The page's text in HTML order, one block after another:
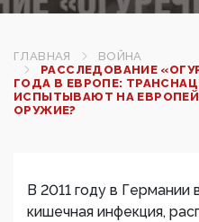
ГЛАВНАЯ
ВОЙНА
РАССЛЕДОВАНИЕ
ГОДА В ЕВРОПЕ:
ИСПЫТЫВАЮТ НА
ОРУЖИЕ?
В 2011 году в Германии
кишечная инфекция,